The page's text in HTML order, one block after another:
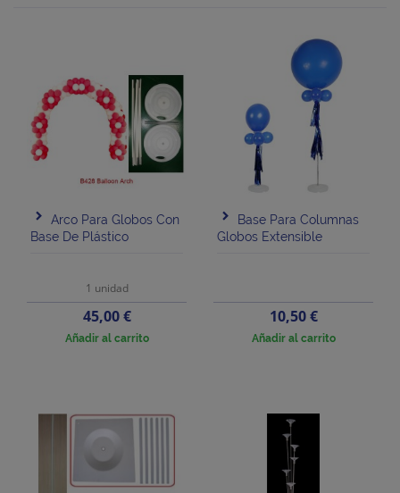
Arco Para Globos Con
Base De Plástico
1 unidad
Precio
45,00 €
Añadir al carrito
Base Para Columnas
Globos Extensible
Precio
10,50 €
Añadir al carrito